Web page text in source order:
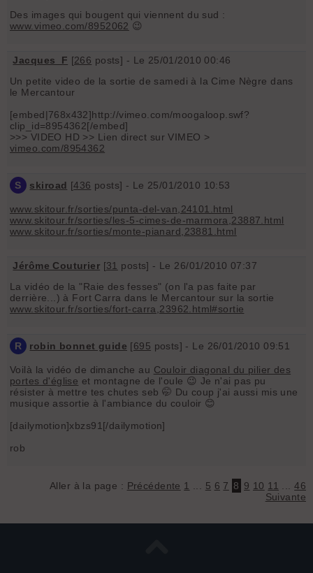
Des images qui bougent qui viennent du sud :
www.vimeo.com/8952062 😉
Jacques_F [266 posts] - Le 25/01/2010 00:46
Un petite video de la sortie de samedi à la Cime Nègre dans
le Mercantour
[embed|768x432]http://vimeo.com/moogaloop.swf?
clip_id=8954362[/embed]
>>> VIDEO HD >> Lien direct sur VIMEO >
vimeo.com/8954362
S skiroad [436 posts] - Le 25/01/2010 10:53
www.skitour.fr/sorties/punta-del-van,24101.html
www.skitour.fr/sorties/les-5-cimes-de-marmora,23887.html
www.skitour.fr/sorties/monte-pianard,23881.html
Jérôme Couturier [31 posts] - Le 26/01/2010 07:37
La vidéo de la "Raie des fesses" (on l'a pas faite par
derrière...) à Fort Carra dans le Mercantour sur la sortie
www.skitour.fr/sorties/fort-carra,23962.html#sortie
R robin bonnet guide [695 posts] - Le 26/01/2010 09:51
Voilà la vidéo de dimanche au Couloir diagonal du pilier des
portes d'église et montagne de l'oule 😉 Je n'ai pas pu
résister à mettre tes chutes seb 🤭 Du coup j'ai aussi mis une
musique assortie à l'ambiance du couloir 😊
[dailymotion]xbzs91[/dailymotion]
rob
Aller à la page : Précédente 1 5 6 7 8 9 10 11 ...46
Suivante